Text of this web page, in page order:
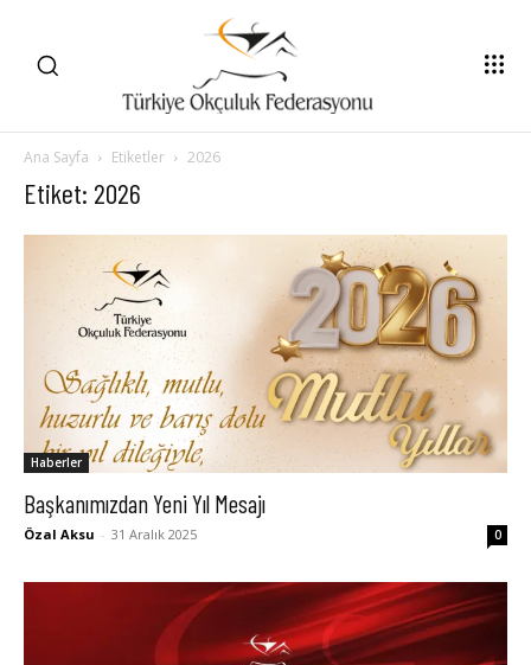
Ana Sayfa Etiketler 2026
Etiket: 2026
Haberler
Başkanımızdan Yeni Yıl Mesajı
Özal Aksu - 31 Aralık 2025 0